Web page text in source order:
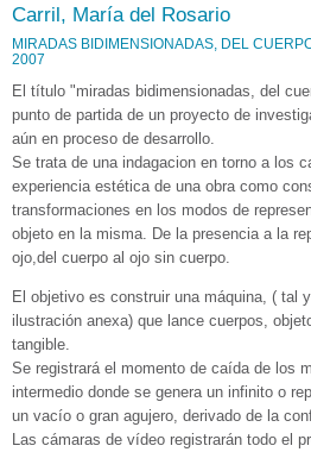
Carril, María del Rosario
MIRADAS BIDIMENSIONADAS, DEL
2007
El título "miradas bidimensionadas, del
punto de partida de un proyecto de
aún en proceso de desarrollo.
Se trata de una indagacion en torno a los
experiencia estética de una obra como
transformaciones en los modos de
objeto en la misma. De la presencia a la
ojo,del cuerpo al ojo sin cuerpo.
El objetivo es construir una máquina, ( tal
ilustración anexa) que lance cuerpos,
tangible.
Se registrará el momento de caída de los
intermedio donde se genera un infinito o
un vacío o gran agujero, derivado de la
Las cámaras de vídeo registrarán todo el